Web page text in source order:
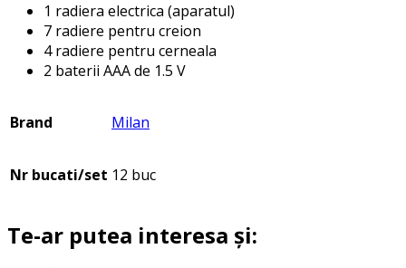
1 radiera electrica (aparatul)
7 radiere pentru creion
4 radiere pentru cerneala
2 baterii AAA de 1.5 V
Brand Milan
Nr bucati/set 12 buc
Te-ar putea interesa și: